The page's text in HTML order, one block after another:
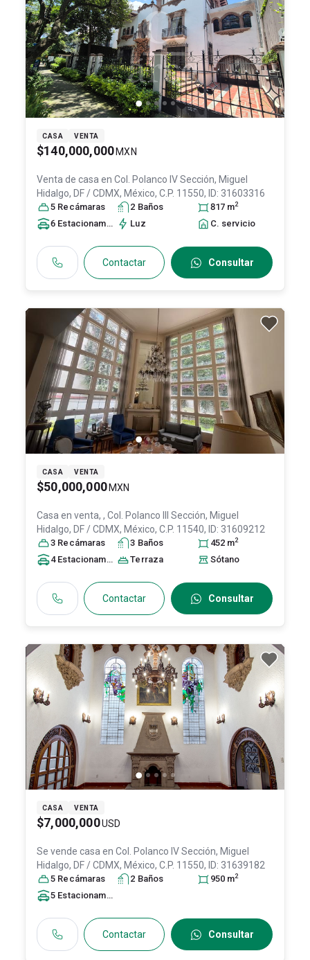
CASA VENTA
$140,000,000 MXN
Venta de casa en Col. Polanco IV Sección, Miguel
Hidalgo, DF / CDMX, México, C.P. 11550, ID: 31603316
5 Recámaras 2 Baños 817 m2
6 Estacionamiento sLuz C. servicio
Contactar Consultar
CASA VENTA
$50,000,000 MXN
Casa en venta, , Col. Polanco III Sección, Miguel
Hidalgo, DF / CDMX, México, C.P. 11540, ID: 31609212
3 Recámaras 3 Baños 452 m2
4 Estacionamiento sTerraza Sótano
Contactar Consultar
CASA VENTA
$7,000,000USD
Se vende casa en Col. Polanco IV Sección, Miguel
Hidalgo, DF / CDMX, México, C.P. 11550, ID: 31639182
5 Recámaras 2 Baños 950 m2
5 Estacionamiento
Contactar Consultar